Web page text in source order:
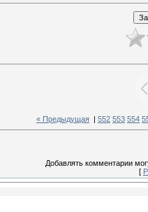
« Предыдущая 552 553 554
Добавлять комментарии
[